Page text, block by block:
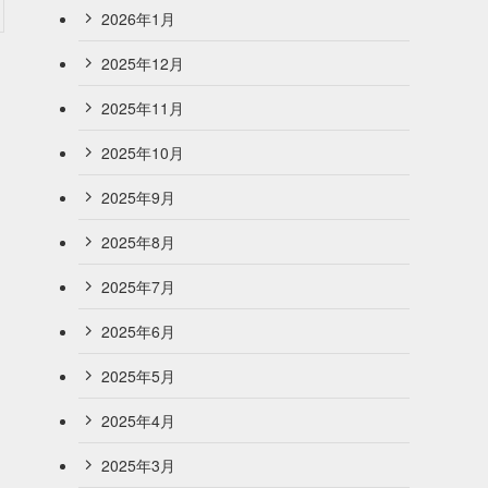
2026年1月
2025年12月
2025年11月
2025年10月
2025年9月
2025年8月
2025年7月
2025年6月
2025年5月
2025年4月
2025年3月